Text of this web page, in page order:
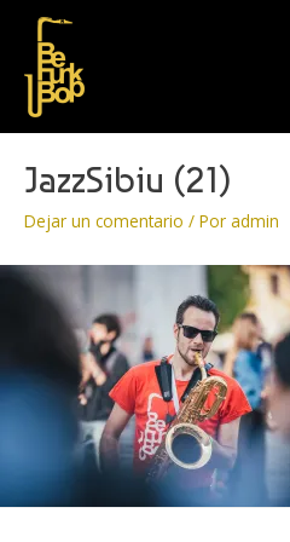
JazzSibiu (21)
Dejar un comentario / Por admin